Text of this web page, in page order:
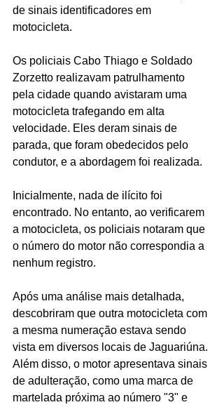
de sinais identificadores em
motocicleta.
Os policiais Cabo Thiago e Soldado
Zorzetto realizavam patrulhamento
pela cidade quando avistaram uma
motocicleta trafegando em alta
velocidade. Eles deram sinais de
parada, que foram obedecidos pelo
condutor, e a abordagem foi realizada.
Inicialmente, nada de ilícito foi
encontrado. No entanto, ao verificarem
a motocicleta, os policiais notaram que
o número do motor não correspondia a
nenhum registro.
Após uma análise mais detalhada,
descobriram que outra motocicleta com
a mesma numeração estava sendo
vista em diversos locais de Jaguariúna.
Além disso, o motor apresentava sinais
de adulteração, como uma marca de
martelada próxima ao número "3" e